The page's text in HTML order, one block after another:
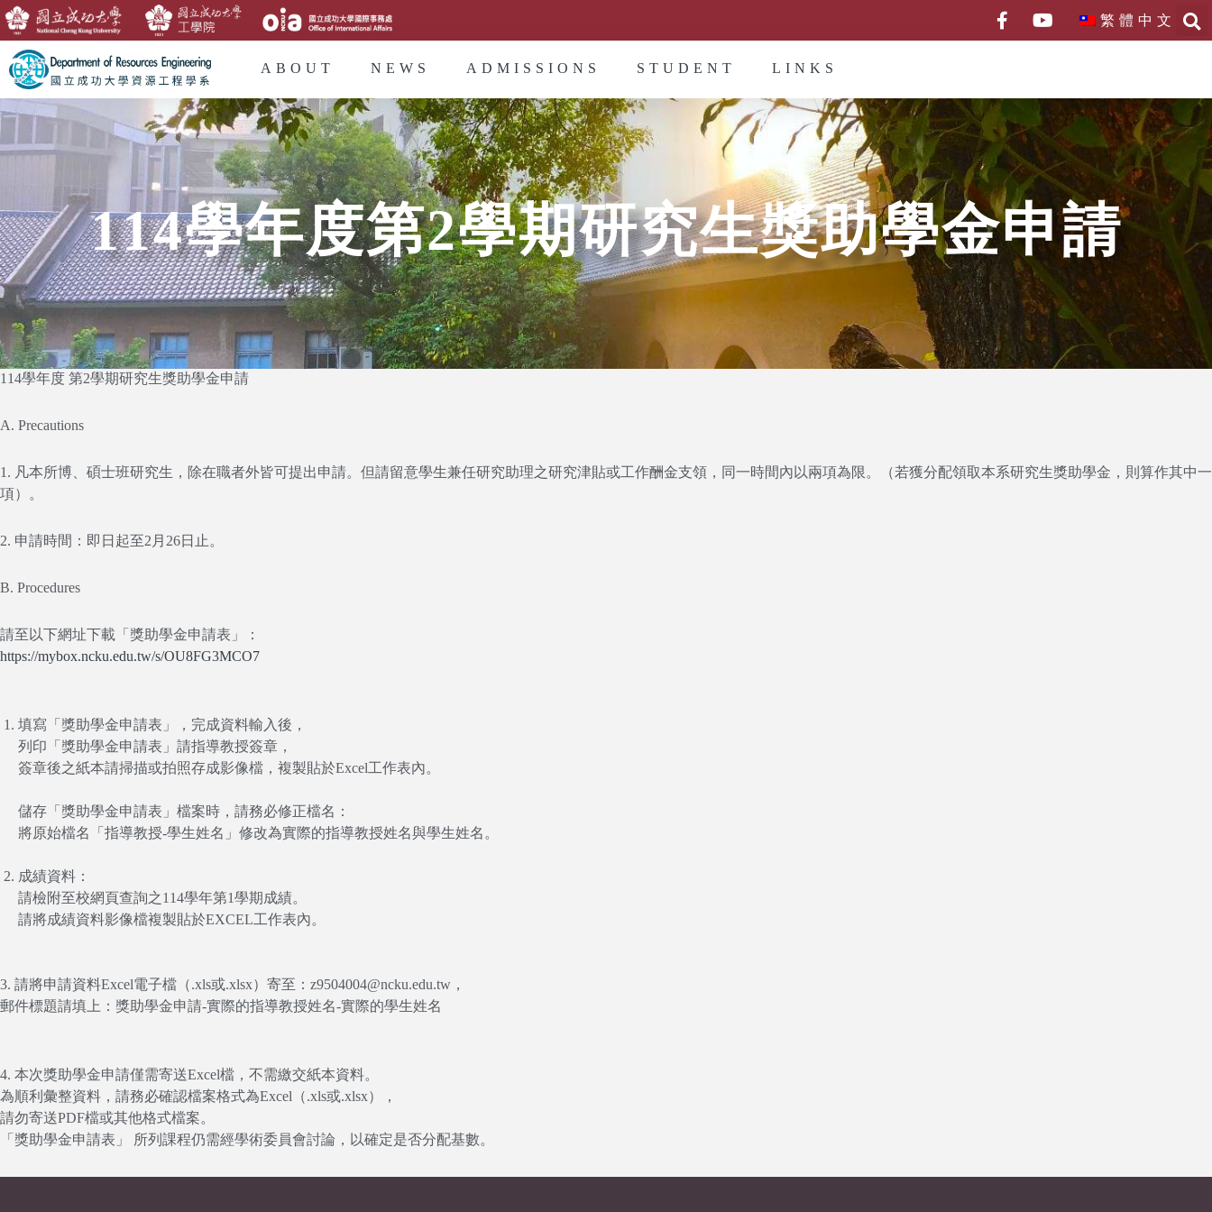
繁體中文
ABOUT NEWS ADMISSIONS STUDENT LINKS
114學年度第2學期研究生獎助學金申請
114學年度 第2學期研究生獎助學金申請
A. Precautions
1. 凡本所博、碩士班研究生，除在職者外皆可提出申請。但請留意學生兼任研究助理之研究津貼或工作酬金支領，同一時間內以兩項為限。（若獲分配領取本系研究生獎助學金，則算作其中一
項）。
2. 申請時間：即日起至2月26日止。
B. Procedures
請至以下網址下載「獎助學金申請表」：
https://mybox.ncku.edu.tw/s/OU8FG3MCO7
填寫「獎助學金申請表」，完成資料輸入後，
列印「獎助學金申請表」請指導教授簽章，
簽章後之紙本請掃描或拍照存成影像檔，複製貼於Excel工作表內。
儲存「獎助學金申請表」檔案時，請務必修正檔名：
將原始檔名「指導教授-學生姓名」修改為實際的指導教授姓名與學生姓名。
成績資料：
請檢附至校網頁查詢之114學年第1學期成績。
請將成績資料影像檔複製貼於EXCEL工作表內。
3. 請將申請資料Excel電子檔（.xls或.xlsx）寄至：z9504004@ncku.edu.tw，
郵件標題請填上：獎助學金申請-實際的指導教授姓名-實際的學生姓名
4. 本次獎助學金申請僅需寄送Excel檔，不需繳交紙本資料。
為順利彙整資料，請務必確認檔案格式為Excel（.xls或.xlsx），
請勿寄送PDF檔或其他格式檔案。
「獎助學金申請表」 所列課程仍需經學術委員會討論，以確定是否分配基數。